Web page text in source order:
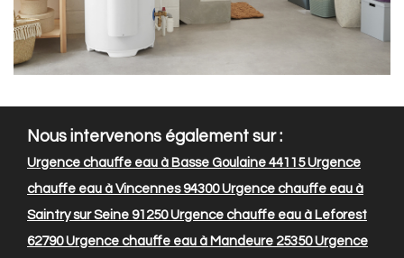
Nous intervenons également sur :
Urgence chauffe eau à Basse Goulaine 44115Urgence
chauffe eau à Vincennes 94300Urgence chauffe eau à
Saintry sur Seine 91250Urgence chauffe eau à Leforest
62790Urgence chauffe eau à Mandeure 25350Urgence